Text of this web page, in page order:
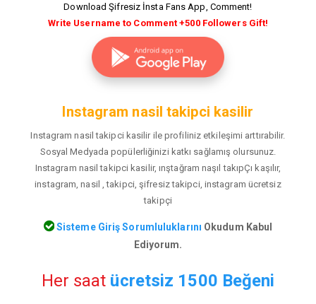
Download Şifresiz İnsta Fans App, Comment!
Write Username to Comment +500 Followers Gift!
Instagram nasil takipci kasilir
Instagram nasil takipci kasilir ile profiliniz etkileşimi arttırabilir.
Sosyal Medyada popülerliğinizi katkı sağlamış olursunuz.
Instagram nasil takipci kasilir, ınştağram naşıl takıpÇı kaşılır,
instagram, nasil , takipci, şifresiz takipci, instagram ücretsiz
takipçi
Sisteme Giriş Sorumluluklarını Okudum Kabul
Ediyorum.
Her saat ücretsiz 1500 Beğeni